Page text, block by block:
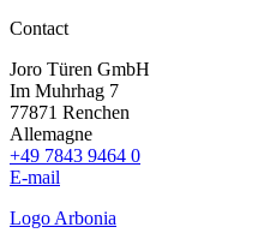
Contact
Joro Türen GmbH
Im Muhrhag 7
77871 Renchen
Allemagne
+49 7843 9464 0
E-mail
Logo Arbonia